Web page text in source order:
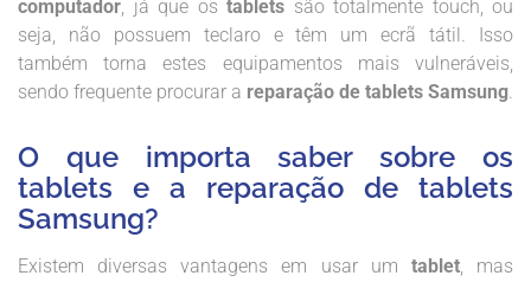
computador, já que os tablets são totalmente touch, ou
seja, não possuem teclaro e têm um ecrã tátil. Isso
também torna estes equipamentos mais vulneráveis,
sendo frequente procurar a reparação de tablets Samsung.
O que importa saber sobre os
tablets e a reparação de tablets
Samsung?
Existem diversas vantagens em usar um tablet, mas